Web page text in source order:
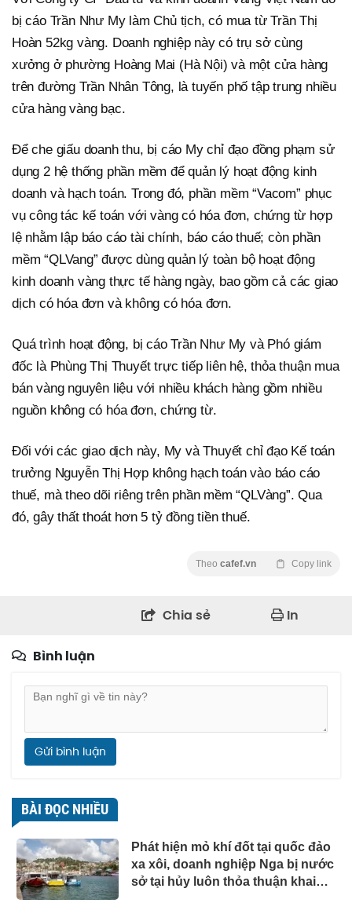
bị cáo Trần Như My làm Chủ tịch, có mua từ Trần Thị
Hoàn 52kg vàng. Doanh nghiệp này có trụ sở cùng
xưởng ở phường Hoàng Mai (Hà Nội) và một cửa hàng
trên đường Trần Nhân Tông, là tuyến phố tập trung nhiều
cửa hàng vàng bạc.
Để che giấu doanh thu, bị cáo My chỉ đạo đồng phạm sử
dụng 2 hệ thống phần mềm để quản lý hoạt động kinh
doanh và hạch toán. Trong đó, phần mềm “Vacom” phục
vụ công tác kế toán với vàng có hóa đơn, chứng từ hợp
lệ nhằm lập báo cáo tài chính, báo cáo thuế; còn phần
mềm “QLVang” được dùng quản lý toàn bộ hoạt động
kinh doanh vàng thực tế hàng ngày, bao gồm cả các giao
dịch có hóa đơn và không có hóa đơn.
Quá trình hoạt động, bị cáo Trần Như My và Phó giám
đốc là Phùng Thị Thuyết trực tiếp liên hệ, thỏa thuận mua
bán vàng nguyên liệu với nhiều khách hàng gồm nhiều
nguồn không có hóa đơn, chứng từ.
Đối với các giao dịch này, My và Thuyết chỉ đạo Kế toán
trưởng Nguyễn Thị Hợp không hạch toán vào báo cáo
thuế, mà theo dõi riêng trên phần mềm “QLVàng”. Qua
đó, gây thất thoát hơn 5 tỷ đồng tiền thuế.
Theo cafef.vn Copy link
Chia sẻ In
Bình luận
Gửi bình luận
BÀI ĐỌC NHIỀU
Phát hiện mỏ khí đốt tại quốc đảo
xa xôi, doanh nghiệp Nga bị nước
sở tại hủy luôn thỏa thuận khai